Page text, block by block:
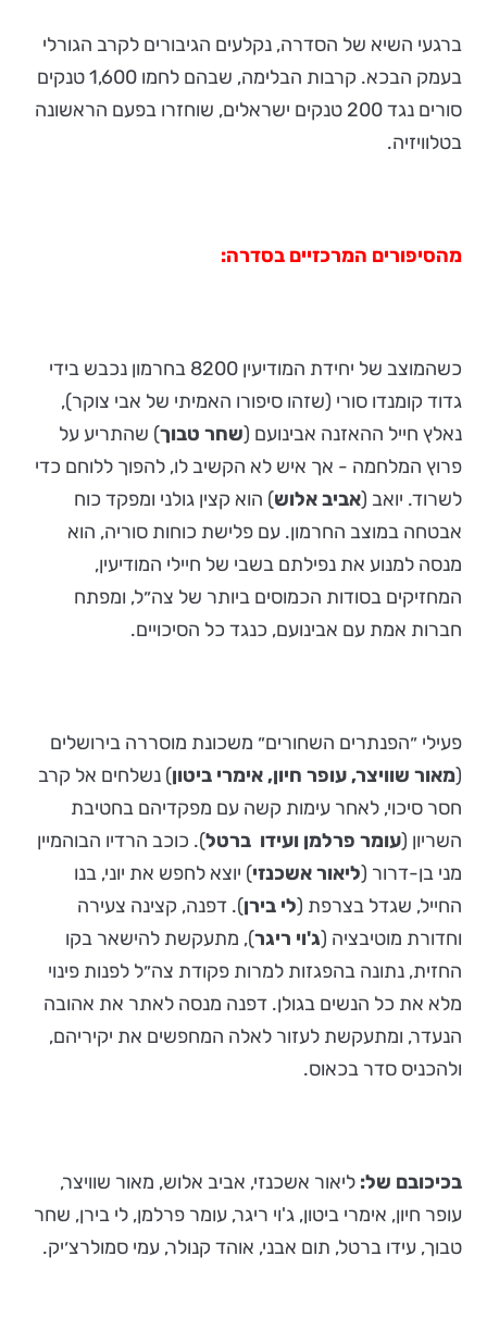
ברגעי השיא של הסדרה, נקלעים הגיבורים לקרב הגורלי
בעמק הבכא. קרבות הבלימה, שבהם לחמו 1,600 טנקים
סורים נגד 200 טנקים ישראלים, שוחזרו בפעם הראשונה
בטלוויזיה.
מהסיפורים המרכזיים בסדרה:
כשהמוצב של יחידת המודיעין 8200 בחרמון נכבש בידי
גדוד קומנדו סורי (שזהו סיפורו האמיתי של אבי צוקר),
נאלץ חייל ההאזנה אבינועם (שחר טבוך) שהתריע על
פרוץ המלחמה - אך איש לא הקשיב לו, להפוך ללוחם כדי
לשרוד. יואב (אביב אלוש) הוא קצין גולני ומפקד כוח
אבטחה במוצב החרמון. עם פלישת כוחות סוריה, הוא
מנסה למנוע את נפילתם בשבי של חיילי המודיעין,
המחזיקים בסודות הכמוסים ביותר של צה״ל, ומפתח
חברות אמת עם אבינועם, כנגד כל הסיכויים.
פעילי ״הפנתרים השחורים״ משכונת מוסררה בירושלים
(מאור שוויצר, עופר חיון, אימרי ביטון) נשלחים אל קרב
חסר סיכוי, לאחר עימות קשה עם מפקדיהם בחטיבת
השריון (עומר פרלמן ועידו ברטל). כוכב הרדיו הבוהמיין
מני בן-דרור (ליאור אשכנזי) יוצא לחפש את יוני, בנו
החייל, שגדל בצרפת (לי בירן). דפנה, קצינה צעירה
וחדורת מוטיבציה (ג'וי ריגר), מתעקשת להישאר בקו
החזית, נתונה בהפגזות למרות פקודת צה״ל לפנות פינוי
מלא את כל הנשים בגולן. דפנה מנסה לאתר את אהובה
הנעדר, ומתעקשת לעזור לאלה המחפשים את יקיריהם,
ולהכניס סדר בכאוס.
בכיכובם של: ליאור אשכנזי, אביב אלוש, מאור שוויצר,
עופר חיון, אימרי ביטון, ג'וי ריגר, עומר פרלמן, לי בירן, שחר
טבוך, עידו ברטל, תום אבני, אוהד קנולר, עמי סמולרצ׳יק.